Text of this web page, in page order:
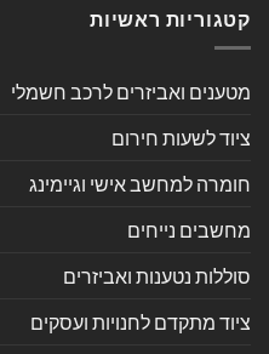
קטגוריות ראשיות
מטענים ואביזרים לרכב חשמלי
ציוד לשעות חירום
חומרה למחשב אישי וגיימינג
מחשבים נייחים
סוללות נטענות ואביזרים
ציוד מתקדם לחנויות ועסקים